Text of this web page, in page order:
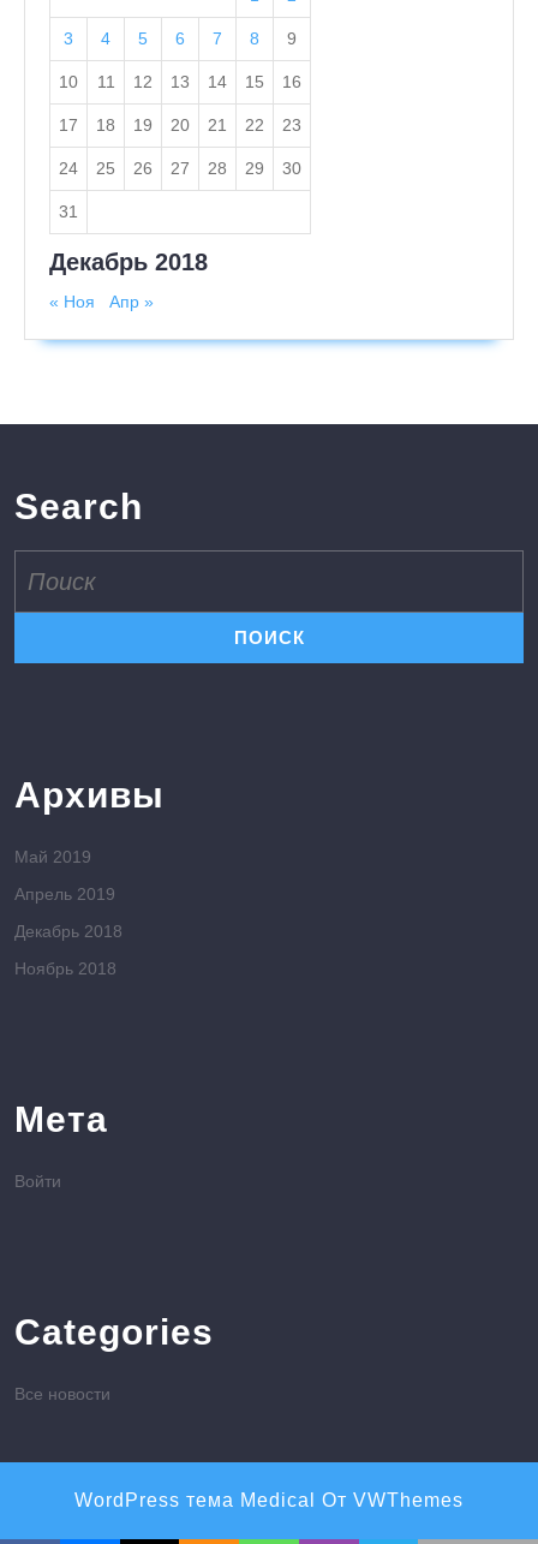
Декабрь 2018
3 4 5 6 7 8 9
10 11 12 13 14 15 16
17 18 19 20 21 22 23
24 25 26 27 28 29 30
31
« Ноя Апр »
Search
по:
Архивы
Май 2019
Апрель 2019
Декабрь 2018
Ноябрь 2018
Мета
Войти
Categories
Все новости
WordPress тема Medical От VWThemes